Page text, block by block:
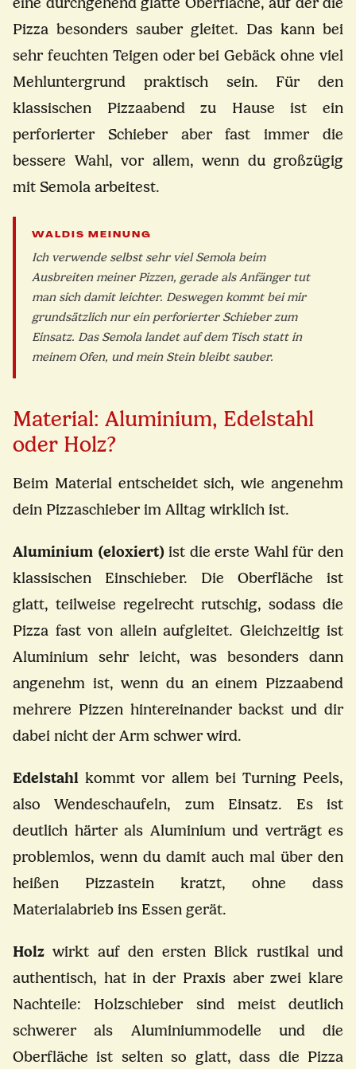
eine durchgehend glatte Oberfläche, auf der die
Pizza besonders sauber gleitet. Das kann bei
sehr feuchten Teigen oder bei Gebäck ohne viel
Mehluntergrund praktisch sein. Für den
klassischen Pizzaabend zu Hause ist ein
perforierter Schieber aber fast immer die
bessere Wahl, vor allem, wenn du großzügig
mit Semola arbeitest.
WALDIS MEINUNG
Ich verwende selbst sehr viel Semola beim
Ausbreiten meiner Pizzen, gerade als Anfänger tut
man sich damit leichter. Deswegen kommt bei mir
grundsätzlich nur ein perforierter Schieber zum
Einsatz. Das Semola landet auf dem Tisch statt in
meinem Ofen, und mein Stein bleibt sauber.
Material: Aluminium, Edelstahl
oder Holz?
Beim Material entscheidet sich, wie angenehm
dein Pizzaschieber im Alltag wirklich ist.
Aluminium (eloxiert)ist die erste Wahl für den
klassischen Einschieber. Die Oberfläche ist
glatt, teilweise regelrecht rutschig, sodass die
Pizza fast von allein aufgleitet. Gleichzeitig ist
Aluminium sehr leicht, was besonders dann
angenehm ist, wenn du an einem Pizzaabend
mehrere Pizzen hintereinander backst und dir
dabei nicht der Arm schwer wird.
Edelstahl kommt vor allem bei Turning Peels,
also Wendeschaufeln, zum Einsatz. Es ist
deutlich härter als Aluminium und verträgt es
problemlos, wenn du damit auch mal über den
heißen Pizzastein kratzt, ohne dass
Materialabrieb ins Essen gerät.
Holz wirkt auf den ersten Blick rustikal und
authentisch, hat in der Praxis aber zwei klare
Nachteile: Holzschieber sind meist deutlich
schwerer als Aluminiummodelle und die
Oberfläche ist selten so glatt, dass die Pizza